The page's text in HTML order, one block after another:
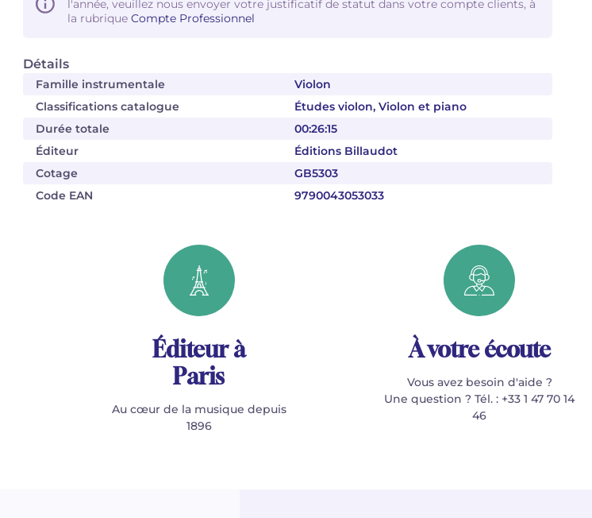
Détails
Famille instrumentale
Violon
Classifications catalogue
Études violon, Violon et piano
Durée totale
00:26:15
Éditeur
Éditions Billaudot
Cotage
GB5303
Code EAN
9790043053033
l'année, veuillez nous envoyer votre justificatif de statut dans votre compte clients, à
la rubrique Compte Professionnel
Éditeur à
Paris
Au cœur de la musique depuis
1896
À votre écoute
Vous avez besoin d'aide ?
Une question ? Tél. : +33 1 47 70 14
46